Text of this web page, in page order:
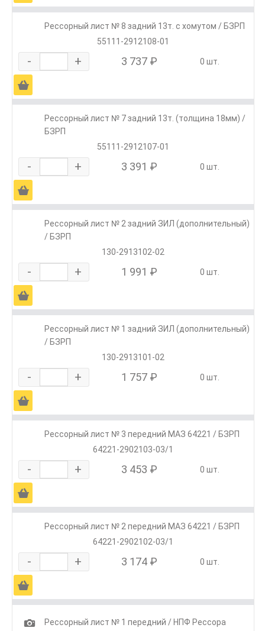
Рессорный лист № 8 задний 13т. c хомутом / БЗРП
55111-2912108-01
- + 3 737 ₽ 0 шт.
Ä
Рессорный лист № 7 задний 13т. (толщина 18мм) /
БЗРП
55111-2912107-01
- + 3 391 ₽ 0 шт.
Ä
Рессорный лист № 2 задний ЗИЛ (дополнительный)
/ БЗРП
130-2913102-02
- + 1 991 ₽ 0 шт.
Ä
Рессорный лист № 1 задний ЗИЛ (дополнительный)
/ БЗРП
130-2913101-02
- + 1 757 ₽ 0 шт.
Ä
Рессорный лист № 3 передний МАЗ 64221 / БЗРП
64221-2902103-03/1
- + 3 453 ₽ 0 шт.
Ä
Рессорный лист № 2 передний МАЗ 64221 / БЗРП
64221-2902102-03/1
- + 3 174 ₽ 0 шт.
Ä
1
Рессорный лист № 1 передний / НПФ Рессора